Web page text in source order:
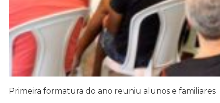
Primeira formatura do ano reuniu alunos e familiares